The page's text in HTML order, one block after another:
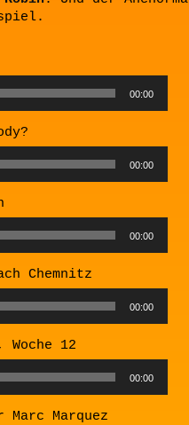
00:00
00:00
00:00
Chemnitz
00:00
12
00:00
Marquez